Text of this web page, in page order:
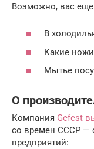
Возможно, вас еще
В
Какие
Мытье
О
Компания Gefest
со времен СССР —
предприятий: